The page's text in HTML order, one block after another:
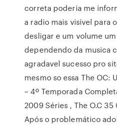
correta poderia me
a radio mais visivel para
desligar e um volume
dependendo da musica
agradavel sucesso pro
mesmo so essa The OC:
– 4º Temporada
2009 Séries , The O.C
Após o problemático